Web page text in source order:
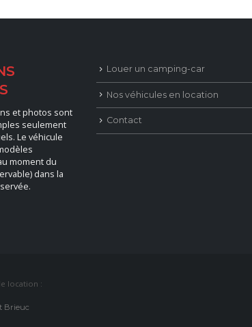
et photos sont
seulement
Le véhicule
moment du
dans la
Louer un camping-car
Nos véhicules en location
Contact
location :
Brieuc